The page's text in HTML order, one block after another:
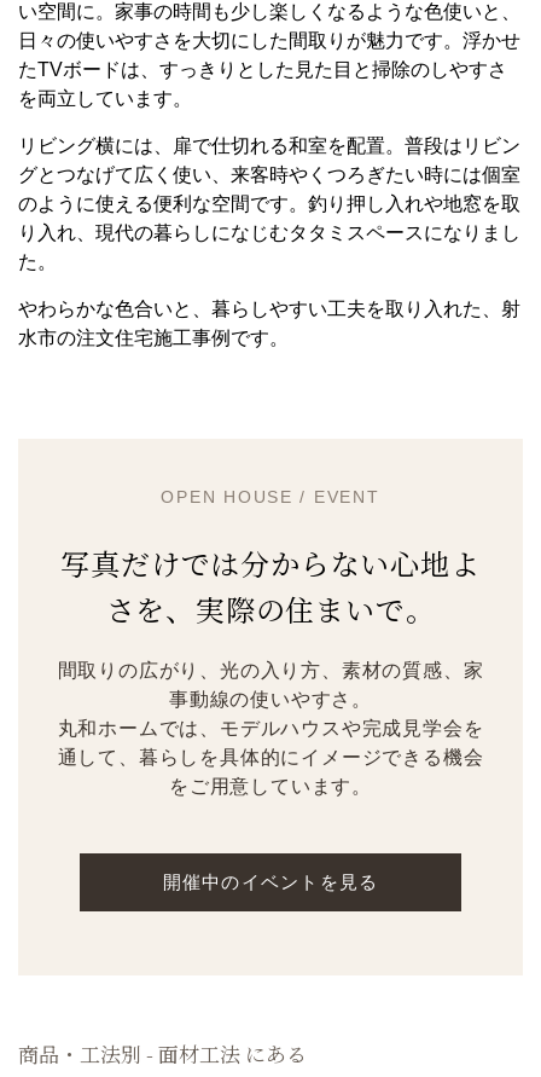
い空間に。家事の時間も少し楽しくなるような色使いと、
日々の使いやすさを大切にした間取りが魅力です。浮かせ
たTVボードは、すっきりとした見た目と掃除のしやすさ
を両立しています。
リビング横には、扉で仕切れる和室を配置。普段はリビン
グとつなげて広く使い、来客時やくつろぎたい時には個室
のように使える便利な空間です。釣り押し入れや地窓を取
り入れ、現代の暮らしになじむタタミスペースになりまし
た。
やわらかな色合いと、暮らしやすい工夫を取り入れた、射
水市の注文住宅施工事例です。
OPEN HOUSE / EVENT
写真だけでは分からない心地よ
さを、実際の住まいで。
間取りの広がり、光の入り方、素材の質感、家
事動線の使いやすさ。
丸和ホームでは、モデルハウスや完成見学会を
通して、暮らしを具体的にイメージできる機会
をご用意しています。
開催中のイベントを見る
商品・工法別 - 面材工法 にある